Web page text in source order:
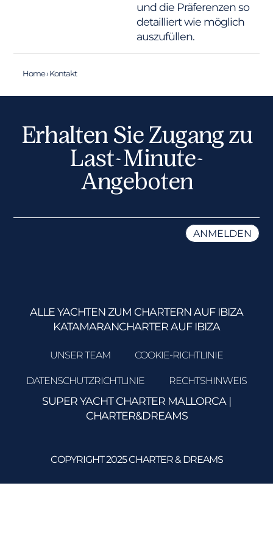
und die Präferenzen so
detailliert wie möglich
auszufüllen.
Home›Kontakt
Erhalten Sie Zugang zu
Last-Minute-
Angeboten
ALLE YACHTEN ZUM CHARTERN AUF IBIZA
KATAMARANCHARTER AUF IBIZA
UNSER TEAM COOKIE-RICHTLINIE
DATENSCHUTZRICHTLINIE RECHTSHINWEIS
SUPER YACHT CHARTER MALLORCA |
CHARTER&DREAMS
COPYRIGHT 2025 CHARTER & DREAMS